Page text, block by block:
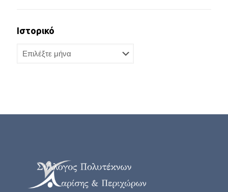
Ιστορικό